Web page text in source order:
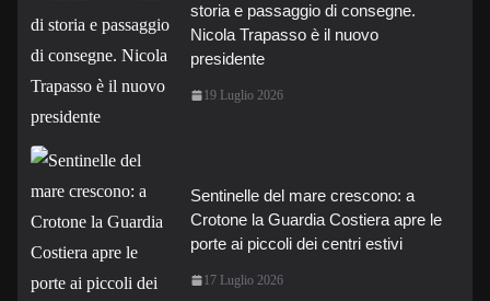
storia e passaggio di consegne.
Nicola Trapasso è il nuovo
presidente
19 Luglio 2026
Sentinelle del mare crescono: a
Crotone la Guardia Costiera apre le
porte ai piccoli dei centri estivi
17 Luglio 2026